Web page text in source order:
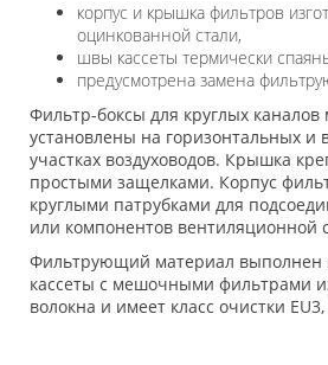
корпус и крышка фильтров
оцинкованной стали,
швы кассеты термически
предусмотрена замена
Фильтр-боксы для круглых каналов
установлены на горизонтальных и
участках воздуховодов. Крышка
простыми защелками. Корпус
круглыми патрубками для
или компонентов вентиляционной
Фильтрующий материал выполнен
кассеты с мешочными фильтрами
волокна и имеет класс очистки EU3,